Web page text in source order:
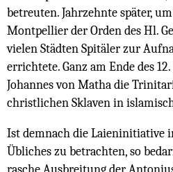
betreuten. Jahrzehnte später,
Montpellier der Orden des Hl.
vielen Städten Spitäler zur
errichtete. Ganz am Ende des
Johannes von Matha die
christlichen Sklaven in
Ist demnach die Laieninitiative
Übliches zu betrachten, so
rasche Ausbreitung der